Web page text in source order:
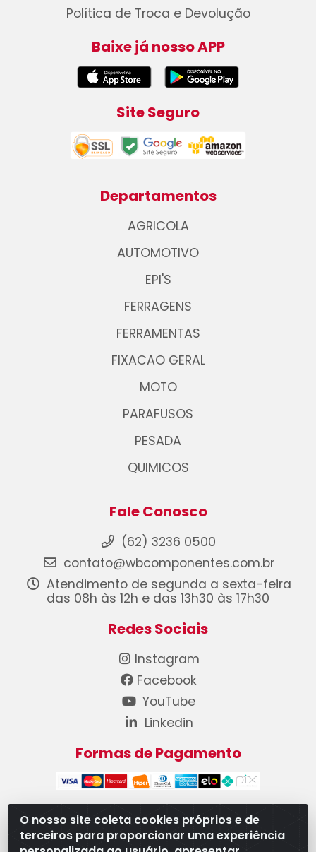
O nosso site coleta cookies próprios e de
terceiros para proporcionar uma experiência
Política de Troca e Devolução
Baixe já nosso APP
Site Seguro
Departamentos
AGRICOLA
AUTOMOTIVO
EPI'S
FERRAGENS
FERRAMENTAS
FIXACAO GERAL
MOTO
PARAFUSOS
PESADA
QUIMICOS
Fale Conosco
(62) 3236 0500
contato@wbcomponentes.com.br
Atendimento de segunda a sexta-feira
das 08h às 12h e das 13h30 às 17h30
Redes Sociais
Instagram
Facebook
YouTube
Linkedin
Formas de Pagamento
WB Componentes Automotivos LTDA - CNPJ